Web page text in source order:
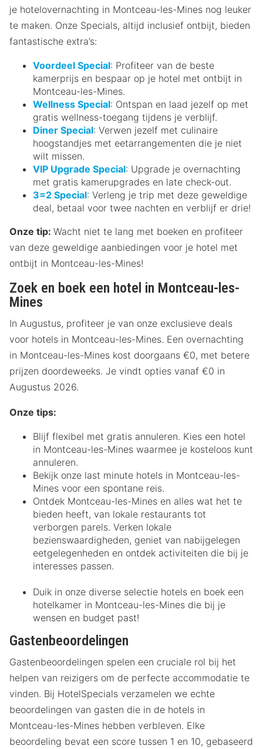
je hotelovernachting in Montceau-les-Mines nog leuker
te maken. Onze Specials, altijd inclusief ontbijt, bieden
fantastische extra’s:
Voordeel Special: Profiteer van de beste
kamerprijs en bespaar op je hotel met ontbijt in
Montceau-les-Mines.
Wellness Special: Ontspan en laad jezelf op met
gratis wellness-toegang tijdens je verblijf.
Diner Special: Verwen jezelf met culinaire
hoogstandjes met eetarrangementen die je niet
wilt missen.
VIP Upgrade Special: Upgrade je overnachting
met gratis kamerupgrades en late check-out.
3=2 Special: Verleng je trip met deze geweldige
deal, betaal voor twee nachten en verblijf er drie!
Onze tip: Wacht niet te lang met boeken en profiteer
van deze geweldige aanbiedingen voor je hotel met
ontbijt in Montceau-les-Mines!
Zoek en boek een hotel in Montceau-les-
Mines
In Augustus, profiteer je van onze exclusieve deals
voor hotels in Montceau-les-Mines. Een overnachting
in Montceau-les-Mines kost doorgaans €0, met betere
prijzen doordeweeks. Je vindt opties vanaf €0 in
Augustus 2026.
Onze tips:
Blijf flexibel met gratis annuleren. Kies een hotel
in Montceau-les-Mines waarmee je kosteloos kunt
annuleren.
Bekijk onze last minute hotels in Montceau-les-
Mines voor een spontane reis.
Ontdek Montceau-les-Mines en alles wat het te
bieden heeft, van lokale restaurants tot
verborgen parels. Verken lokale
bezienswaardigheden, geniet van nabijgelegen
eetgelegenheden en ontdek activiteiten die bij je
interesses passen.
Duik in onze diverse selectie hotels en boek een
hotelkamer in Montceau-les-Mines die bij je
wensen en budget past!
Gastenbeoordelingen
Gastenbeoordelingen spelen een cruciale rol bij het
helpen van reizigers om de perfecte accommodatie te
vinden. Bij HotelSpecials verzamelen we echte
beoordelingen van gasten die in de hotels in
Montceau-les-Mines hebben verbleven. Elke
beoordeling bevat een score tussen 1 en 10, gebaseerd